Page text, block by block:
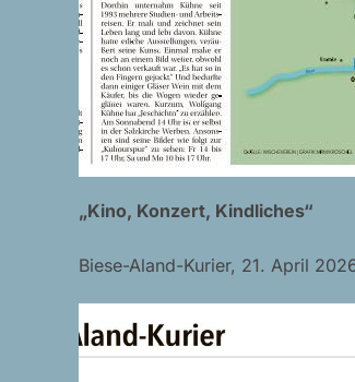
„Kino, Konzert, Kindliches“
Biese-Aland-Kurier, 21. April